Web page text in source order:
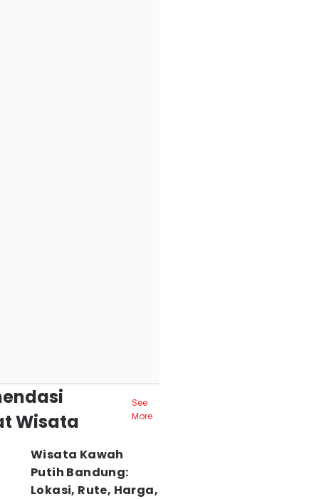
Wisata
See
More
Wisata Kawah
Putih Bandung:
Lokasi, Rute, Harga,